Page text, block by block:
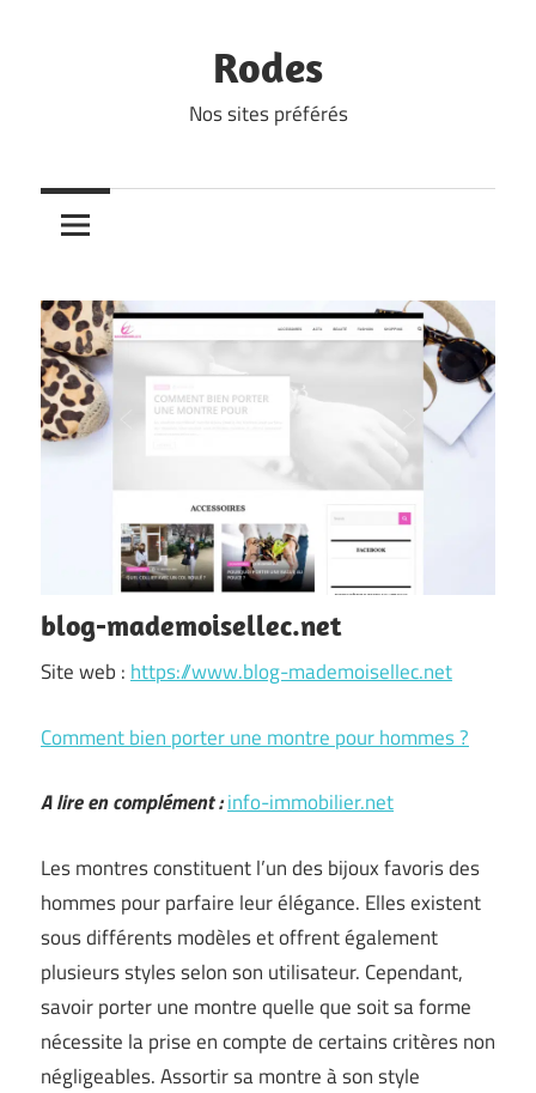
Rodes
Nos sites préférés
blog-mademoisellec.net
Site web : https://www.blog-mademoisellec.net
Comment bien porter une montre pour hommes ?
A lire en complément :info-immobilier.net
Les montres constituent l’un des bijoux favoris des
hommes pour parfaire leur élégance. Elles existent
sous différents modèles et offrent également
plusieurs styles selon son utilisateur. Cependant,
savoir porter une montre quelle que soit sa forme
nécessite la prise en compte de certains critères non
négligeables. Assortir sa montre à son style